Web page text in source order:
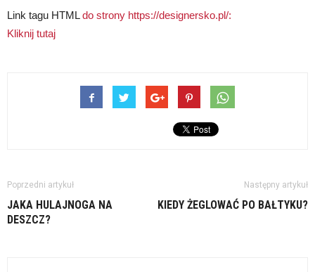
Link tagu HTMLdo strony https://designersko.pl/:
Kliknij tutaj
Poprzedni artykuł
JAKA HULAJNOGA NA
DESZCZ?
Następny artykuł
KIEDY ŻEGLOWAĆ PO BAŁTYKU?